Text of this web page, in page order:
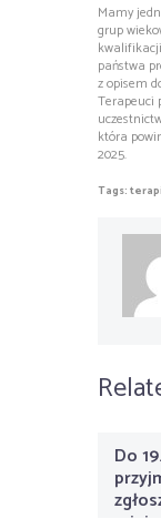
Mamy
grup
państwa
z opisem
Terapeuci
która
2025.
Tags:
Do